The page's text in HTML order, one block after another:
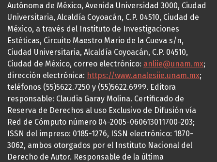
Autónoma de México, Avenida Universidad 3000, Ciudad
Universitaria, Alcaldía Coyoacán, C.P. 04510, Ciudad de
México, a través del Instituto de Investigaciones
Estéticas, Circuito Maestro Mario de la Cueva s/n,
Ciudad Universitaria, Alcaldía Coyoacán, C.P. 04510,
Ciudad de México, correo electrónico: anliie@unam.mx;
dirección electrónica: https://www.analesiie.unam.mx;
teléfonos (55)5622.7250 y (55)5622.6999. Editora
responsable: Claudia Garay Molina. Certificado de
Reserva de Derechos al uso Exclusivo de Difusión vía
Red de Cómputo número 04-2005-060613011700-203;
ISSN del impreso: 0185-1276, ISSN electrónico: 1870-
3062, ambos otorgados por el Instituto Nacional del
Derecho de Autor. Responsable de la última